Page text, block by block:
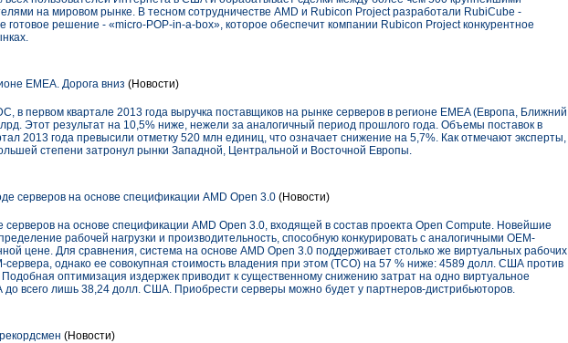
на мировом рынке. В тесном сотрудничестве AMD и Rubicon Project разработали RubiCube -
готовое решение - «micro-POP-in-a-box», которое обеспечит компании Rubicon Project конкурентное
EMEA. Дорога вниз (Новости)
в первом квартале 2013 года выручка поставщиков на рынке серверов в регионе EMEA (Европа, Ближний
Этот результат на 10,5% ниже, нежели за аналогичный период прошлого года. Объемы поставок в
2013 года превысили отметку 520 млн единиц, что означает снижение на 5,7%. Как отмечают эксперты,
степени затронул рынки Западной, Центральной и Восточной Европы.
серверов на основе спецификации AMD Open 3.0 (Новости)
на основе спецификации AMD Open 3.0, входящей в состав проекта Open Compute. Новейшие
рабочей нагрузки и производительность, способную конкурировать с аналогичными OEM-
цене. Для сравнения, система на основе AMD Open 3.0 поддерживает столько же виртуальных рабочих
сервера, однако ее совокупная стоимость владения при этом (TCO) на 57 % ниже: 4589 долл. США против
оптимизация издержек приводит к существенному снижению затрат на одно виртуальное
всего лишь 38,24 долл. США. Приобрести серверы можно будет у партнеров-дистрибьюторов.
(Новости)